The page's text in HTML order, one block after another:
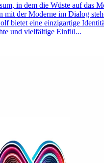
in dem die Wüste auf das
mit der Moderne im Dialog
bietet eine einzigartige
und vielfältige Einflü...